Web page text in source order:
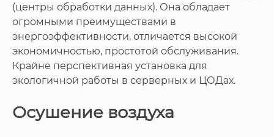
(центры обработки данных). Она обладает
огромными преимуществами в
энергоэффективности, отличается высокой
экономичностью, простотой обслуживания.
Крайне перспективная установка для
экологичной работы в серверных и ЦОДах.
Осушение воздуха